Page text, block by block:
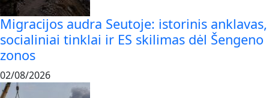
Migracijos audra Seutoje: istorinis anklavas,
socialiniai tinklai ir ES skilimas dėl Šengeno
zonos
02/08/2026